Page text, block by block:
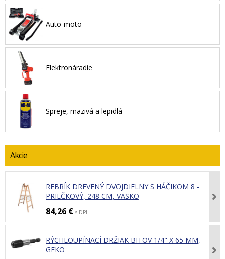
Auto-moto
Elektronáradie
Spreje, mazivá a lepidlá
Akcie
REBRÍK DREVENÝ DVOJDIELNY S HÁČIKOM 8 -
PRIEČKOVÝ, 248 CM, VASKO
84,26 € s DPH
RÝCHLOUPÍNACÍ DRŽIAK BITOV 1/4" X 65 MM,
GEKO